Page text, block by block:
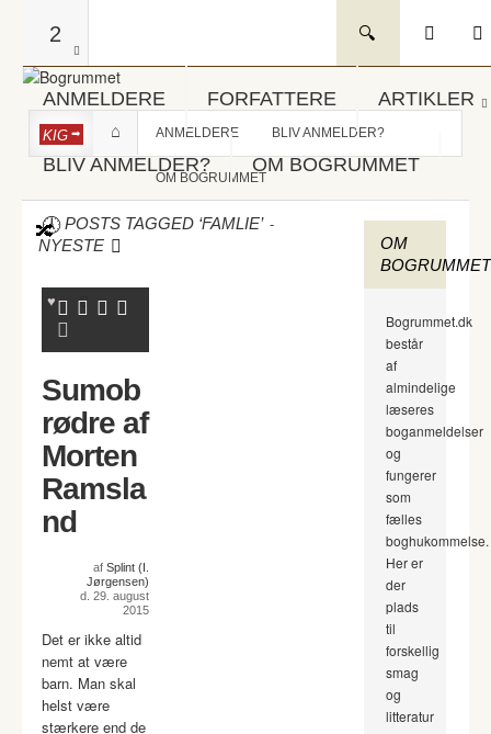
2
ANMELDERE FORFATTERE ARTIKLER
BLIV ANMELDER? OM BOGRUMMET
KIG ANMELDERE BLIV ANMELDER?
OM BOGRUMMET
POSTS TAGGED ‘FAMLIE’ -
NYESTE
Sumob
rødre af
Morten
Ramsla
nd
af Splint (I.
Jørgensen)
d. 29. august
2015
Det er ikke altid
nemt at være
barn. Man skal
helst være
stærkere end de
OM
BOGRUMMET
Bogrummet.dk
består
af
almindelige
læseres
boganmeldelser
og
fungerer
som
fælles
boghukommelse.
Her er
der
plads
til
forskellig
smag
og
litteratur